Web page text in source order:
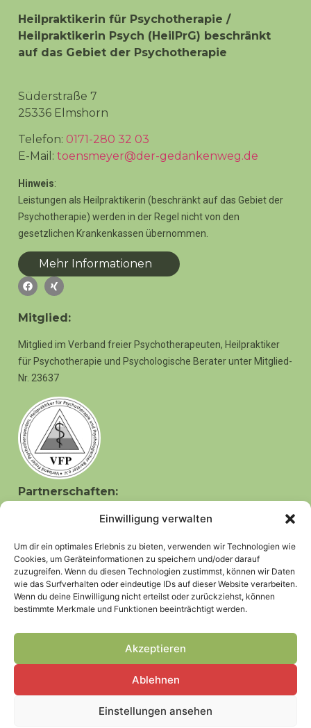
Einwilligung verwalten
Um dir ein optimales Erlebnis zu bieten, verwenden wir Technologien wie
Cookies, um Geräteinformationen zu speichern und/oder darauf
zuzugreifen. Wenn du diesen Technologien zustimmst, können wir Daten
wie das Surfverhalten oder eindeutige IDs auf dieser Website verarbeiten.
Wenn du deine Einwilligung nicht erteilst oder zurückziehst, können
bestimmte Merkmale und Funktionen beeinträchtigt werden.
Akzeptieren
Ablehnen
Einstellungen ansehen
Heilpraktikerin für Psychotherapie /
Heilpraktikerin Psych (HeilPrG) beschränkt
auf das Gebiet der Psychotherapie
Süderstraße 7
25336 Elmshorn
Telefon: 0171-280 32 03
E-Mail: toensmeyer@der-gedankenweg.de
Hinweis:
Leistungen als Heilpraktikerin (beschränkt auf das Gebiet der
Psychotherapie) werden in der Regel nicht von den
gesetzlichen Krankenkassen übernommen.
Mehr Informationen
Mitglied:
Mitglied im Verband freier Psychotherapeuten, Heilpraktiker
für Psychotherapie und Psychologische Berater unter Mitglied-
Nr. 23637
Partnerschaften:
Gesundheitszentrums Siedelsbrunn
Kontakt
Hinweis
Ein Behandlungstermin in meiner Praxis ersetzt NICHT den Besuch bei einem Arzt.
Sollten Sie sich bereits in therapeutischer oder ärztlicher Behandlung befinden, so